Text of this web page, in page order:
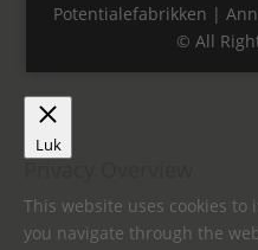
Potentialefabrikken |
© All
Luk
This website uses cookies
you navigate through the